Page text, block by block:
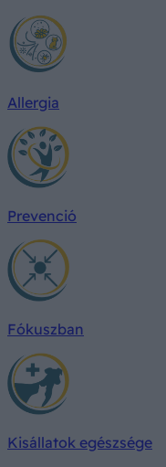
Allergia
Prevenció
Fókuszban
Kisállatok egészsége